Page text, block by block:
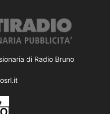
di Radio Bruno